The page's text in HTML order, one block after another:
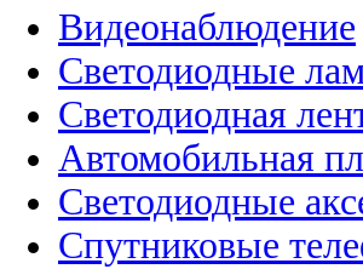
Видеонаблюдение
Светодиодные
Светодиодная
Автомобильная
Светодиодные
Спутниковые